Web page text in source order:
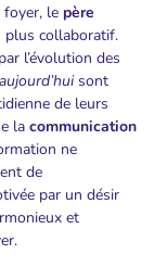
foyer, le père
plus collaboratif.
l’évolution des
sont
de leurs
la communication
ne
de
par un désir
et